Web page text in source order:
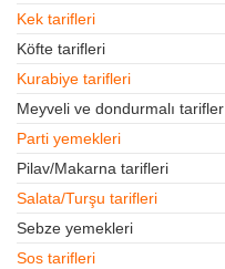
Kek tarifleri
Köfte tarifleri
Kurabiye tarifleri
Meyveli ve dondurmalı tarifler
Parti yemekleri
Pilav/Makarna tarifleri
Salata/Turşu tarifleri
Sebze yemekleri
Sos tarifleri